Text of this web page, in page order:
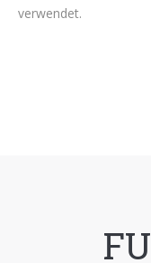
verwendet.